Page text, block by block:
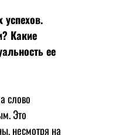
успехов.
Какие
ее
слово
Это
несмотря на